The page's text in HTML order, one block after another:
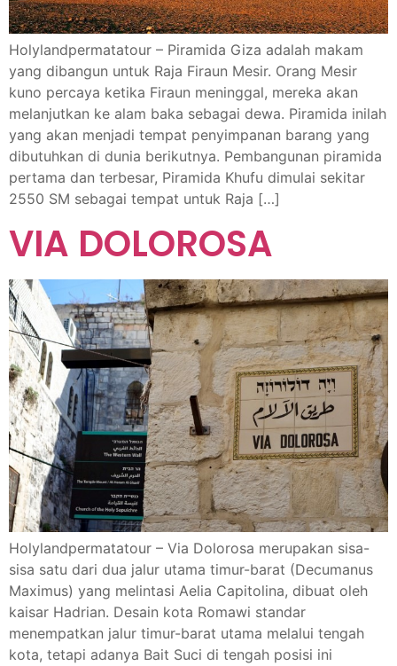
Holylandpermatatour – Piramida Giza adalah makam
yang dibangun untuk Raja Firaun Mesir. Orang Mesir
kuno percaya ketika Firaun meninggal, mereka akan
melanjutkan ke alam baka sebagai dewa. Piramida inilah
yang akan menjadi tempat penyimpanan barang yang
dibutuhkan di dunia berikutnya. Pembangunan piramida
pertama dan terbesar, Piramida Khufu dimulai sekitar
2550 SM sebagai tempat untuk Raja […]
VIA DOLOROSA
Holylandpermatatour – Via Dolorosa merupakan sisa-
sisa satu dari dua jalur utama timur-barat (Decumanus
Maximus) yang melintasi Aelia Capitolina, dibuat oleh
kaisar Hadrian. Desain kota Romawi standar
menempatkan jalur timur-barat utama melalui tengah
kota, tetapi adanya Bait Suci di tengah posisi ini